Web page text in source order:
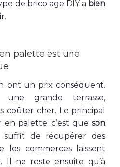
de bricolage DIY a bien
palette est une
ont un prix conséquent.
une grande terrasse,
coûter cher. Le principal
en palette, c’est que son
suffit de récupérer des
les commerces laissent
Il ne reste ensuite qu’à